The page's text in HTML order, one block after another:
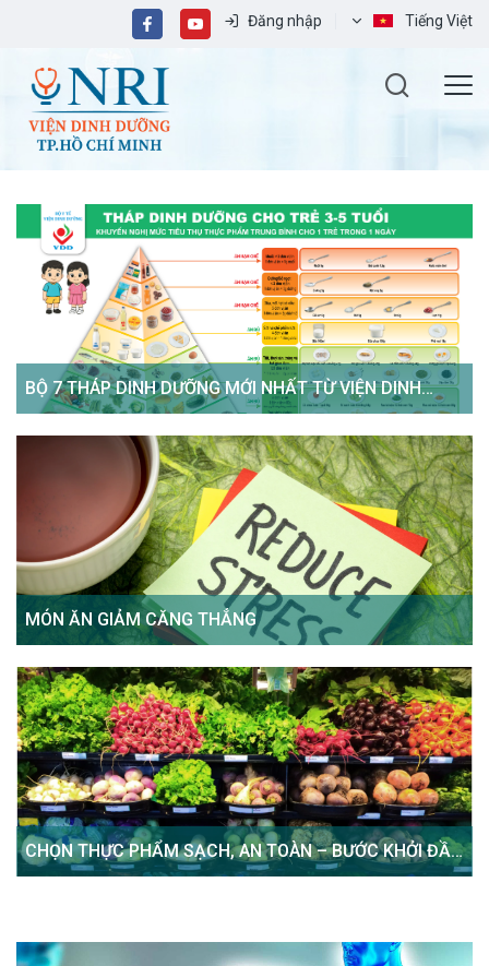
Đăng nhập Tiếng Việt
BỘ 7 THÁP DINH DƯỠNG MỚI NHẤT TỪ VIỆN DINH
DƯỠNG QUỐC GIA
MÓN ĂN GIẢM CĂNG THẲNG
CHỌN THỰC PHẨM SẠCH, AN TOÀN – BƯỚC KHỞI ĐẦU
CHO SỨC KHỎE BỀN VỮNG